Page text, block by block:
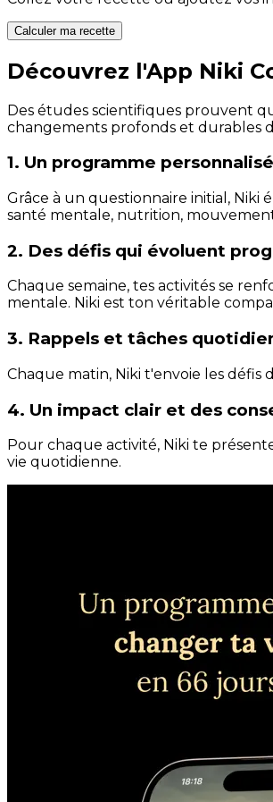
Calculer ma recette
Découvrez l'App Niki
Des études scientifiques prouvent
changements profonds et durables
1. Un programme personnalisé
Grâce à un questionnaire initial, Niki
santé mentale, nutrition,
2. Des défis qui évoluent
Chaque semaine, tes activités se
mentale. Niki est ton véritable
3. Rappels et tâches
Chaque matin, Niki t'envoie les
4. Un impact clair et des
Pour chaque activité, Niki te
vie quotidienne.